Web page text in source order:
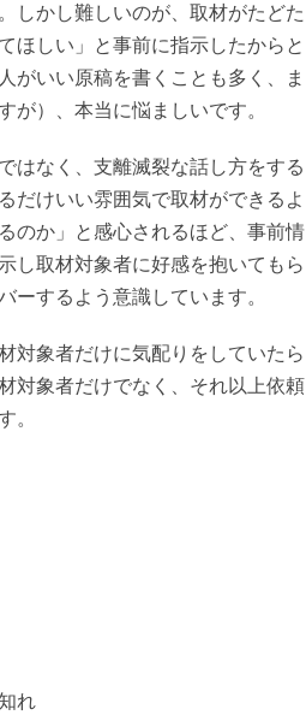
しかし難しいのが、取材がたどた
ほしい」と事前に指示したからと
がいい原稿を書くことも多く、ま
が）、本当に悩ましいです。
はなく、支離滅裂な話し方をする
だけいい雰囲気で取材ができるよ
のか」と感心されるほど、事前情
し取材対象者に好感を抱いてもら
ーするよう意識しています。
対象者だけに気配りをしていたら
対象者だけでなく、それ以上依頼
。
れ